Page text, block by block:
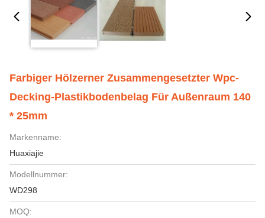
Farbiger Hölzerner Zusammengesetzter Wpc-
Decking-Plastikbodenbelag Für Außenraum 140
* 25mm
Markenname:
Huaxiajie
Modellnummer:
WD298
MOQ: